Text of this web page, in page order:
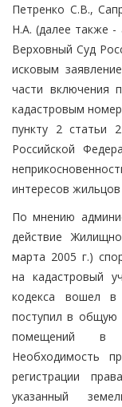
Петренко С.В.,
Н.А. (далее также -
Верховный Суд
исковым
части включения
кадастровым
пункту 2 статьи
Российской
интересов
По мнению
действие
марта 2005 г.)
на кадастровый
кодекса вошел
поступил в общую
помещений в
Необходимость
регистрации
указанный